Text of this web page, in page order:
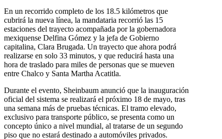
En un recorrido completo de los 18.5 kilómetros que
cubrirá la nueva línea, la mandataria recorrió las 15
estaciones del trayecto acompañada por la gobernadora
mexiquense Delfina Gómez y la jefa de Gobierno
capitalina, Clara Brugada. Un trayecto que ahora podrá
realizarse en solo 33 minutos, y que reducirá hasta una
hora de traslado para miles de personas que se mueven
entre Chalco y Santa Martha Acatitla.
Durante el evento, Sheinbaum anunció que la inauguración
oficial del sistema se realizará el próximo 18 de mayo, tras
una semana más de pruebas técnicas. El tramo elevado,
exclusivo para transporte público, se presenta como un
concepto único a nivel mundial, al tratarse de un segundo
piso que no estará destinado a automóviles privados.